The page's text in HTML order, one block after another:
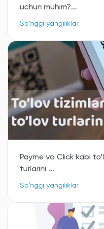
uchun muhim?...
So'nggi yangiliklar
Payme va Click kabi
turlarini ...
So'nggi yangiliklar